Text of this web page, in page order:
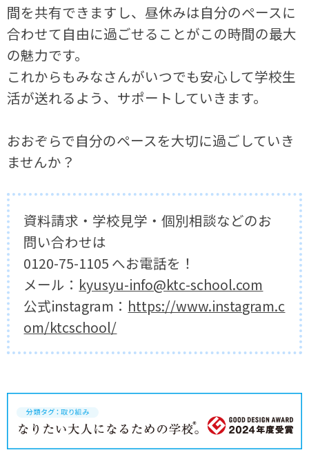
間を共有できますし、昼休みは自分のペースに
合わせて自由に過ごせることがこの時間の最大
の魅力です。
これからもみなさんがいつでも安心して学校生
活が送れるよう、サポートしていきます。
おおぞらで自分のペースを大切に過ごしていき
ませんか？
資料請求・学校見学・個別相談などのお
問い合わせは
0120-75-1105 へお電話を！
メール： kyusyu-info@ktc-school.com
公式instagram： https://www.instagram.c
om/ktcschool/